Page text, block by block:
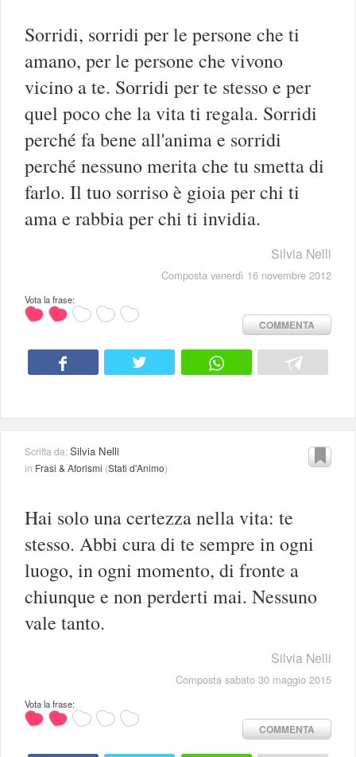
Sorridi, sorridi per le persone che ti
amano, per le persone che vivono
vicino a te. Sorridi per te stesso e per
quel poco che la vita ti regala. Sorridi
perché fa bene all'anima e sorridi
perché nessuno merita che tu smetta di
farlo. Il tuo sorriso è gioia per chi ti
ama e rabbia per chi ti invidia.
Silvia Nelli
Composta venerdì 16 novembre 2012
Vota la frase:
COMMENTA
Scritta da:Silvia Nelli
in Frasi & Aforismi (Stati d'Animo)
Hai solo una certezza nella vita: te
stesso. Abbi cura di te sempre in ogni
luogo, in ogni momento, di fronte a
chiunque e non perderti mai. Nessuno
vale tanto.
Silvia Nelli
Composta sabato 30 maggio 2015
Vota la frase:
COMMENTA